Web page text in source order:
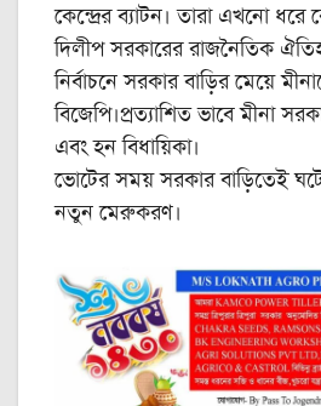
কেন্দ্রের ব্যাটন। তারা এখনো ধরে
দিলীপ সরকারের রাজনৈতিক
নির্বাচনে সরকার বাড়ির মেয়ে
বিজেপি।প্রত্যাশিত ভাবে মীনা
এবং হন বিধায়িকা।
ভোটের সময় সরকার বাড়িতেই
নতুন মেরুকরণ।